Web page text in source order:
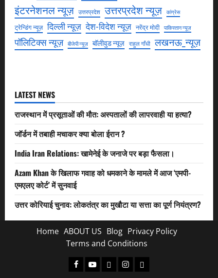
इंटरनेशनल न्यूज़ उत्तरप्रदेश उत्तरप्रदेश न्यूज़ कांग्रेस
ट्रेन्डिंग न्यूज़ दिल्ली न्यूज़ देश-विदेश न्यूज़ नरेंद्र मोदी पाकिस्तान न्यूज़
पॉलिटिक्स न्यूज़ बीजेपी न्यूज़ बॉलीवुड न्यूज़ राहुल गाँधी लखनऊ_न्यूज़
LATEST NEWS
राजस्थान में प्रसूताओं की मौत: अस्पतालों की लापरवाही या हत्या?
जॉर्डन में तबाही मचाकर क्या बोला ईरान ?
India Iran Relations: खामेनेई के जनाजे पर बड़ा फैसला।
Azam Khan के खिलाफ गवाह को धमकाने के मामले में आज ‘एमपी-
एमएलए कोर्ट’ में सुनवाई
उत्तर कोरियाई चुनाव: लोकतंत्र का मुखौटा या सत्ता का पूर्ण नियंत्रण?
Home ABOUT US Blog Privacy Policy
Terms and Conditions
Facebook
Youtube
X InstagramWhatsapp